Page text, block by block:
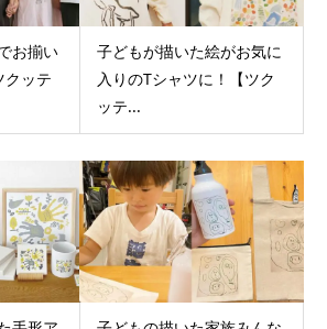
お揃い
クッテ
子どもが描いた絵がお気に
入りのTシャツに！【ツク
ッテ...